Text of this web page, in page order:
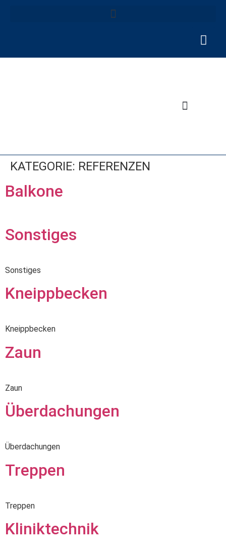
KATEGORIE: REFERENZEN
Balkone
Sonstiges
Sonstiges
Kneippbecken
Kneippbecken
Zaun
Zaun
Überdachungen
Überdachungen
Treppen
Treppen
Kliniktechnik